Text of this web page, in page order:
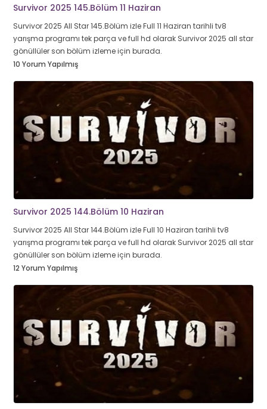
Survivor 2025 145.Bölüm 11 Haziran
Survivor 2025 All Star 145.Bölüm izle Full 11 Haziran tarihli tv8
yarışma programı tek parça ve full hd olarak Survivor 2025 all star
gönüllüler son bölüm izleme için burada.
10 Yorum Yapılmış
Survivor 2025 144.Bölüm 10 Haziran
Survivor 2025 All Star 144.Bölüm izle Full 10 Haziran tarihli tv8
yarışma programı tek parça ve full hd olarak Survivor 2025 all star
gönüllüler son bölüm izleme için burada.
12 Yorum Yapılmış